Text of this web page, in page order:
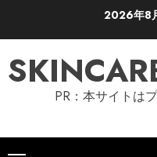
2026年8
PR：本サイトは